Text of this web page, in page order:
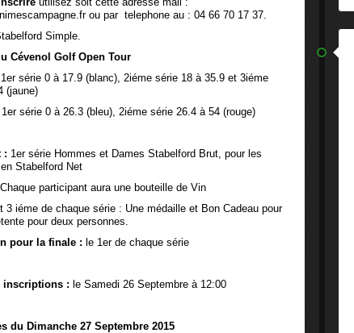
ou par telephone au : 04 66 70 17 37.
Simple.
Cévenol Golf Open Tour
1er série 0 à 17.9 (blanc), 2iéme série 18 à 35.9 et 3iéme
(jaune)
1er série 0 à 26.3 (bleu), 2iéme série 26.4 à 54 (rouge)
: 1er série Hommes et Dames Stabelford Brut, pour les
Stabelford Net
Chaque participant aura une bouteille de Vin
3 iéme de chaque série : Une médaille et Bon Cadeau pour
pour deux personnes.
pour la finale : le 1er de chaque série
inscriptions : le Samedi 26 Septembre à 12:00
du Dimanche 27 Septembre 2015